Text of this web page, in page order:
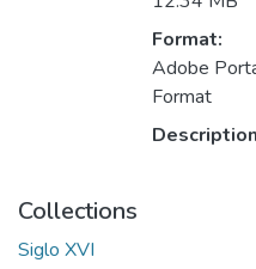
Format:
Adobe
Format
Collections
Siglo XVI